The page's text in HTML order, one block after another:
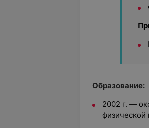
Образование:
2002 г. —
физической